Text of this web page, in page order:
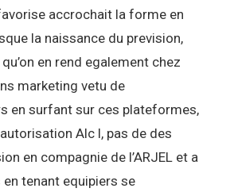
accrochait la forme en
la naissance du prevision,
en rend egalement chez
marketing vetu de
en surfant sur ces plateformes,
Alc l, pas de des
en compagnie de l’ARJEL et a
tenant equipiers se